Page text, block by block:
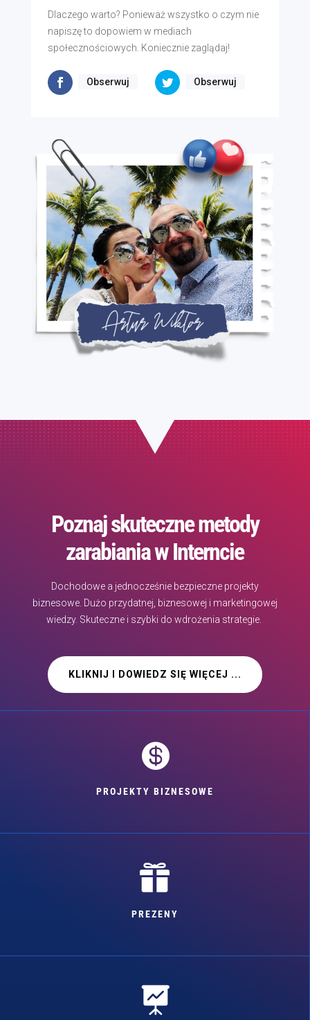
Dlaczego warto? Ponieważ wszystko o czym nie
napiszę to dopowiem w mediach
społecznościowych. Koniecznie zaglądaj!
Obserwuj Obserwuj
Poznaj skuteczne metody
zarabiania w Interncie
Dochodowe a jednocześnie bezpieczne projekty
biznesowe. Dużo przydatnej, biznesowej i marketingowej
wiedzy. Skuteczne i szybki do wdrożenia strategie.
KLIKNIJ I DOWIEDZ SIĘ WIĘCEJ ...

PROJEKTY BIZNESOWE

PREZENY
